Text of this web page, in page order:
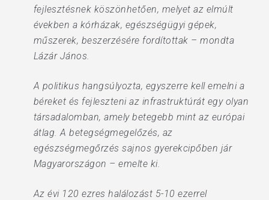
fejlesztésnek köszönhetően, melyet az elmúlt
években a kórházak, egészségügyi gépek,
műszerek, beszerzésére fordítottak – mondta
Lázár János.
A politikus hangsúlyozta, egyszerre kell emelni a
béreket és fejleszteni az infrastruktúrát egy olyan
társadalomban, amely betegebb mint az európai
átlag. A betegségmegelőzés, az
egészségmegőrzés sajnos gyerekcipőben jár
Magyarországon – emelte ki.
Az évi 120 ezres halálozást 5-10 ezerrel